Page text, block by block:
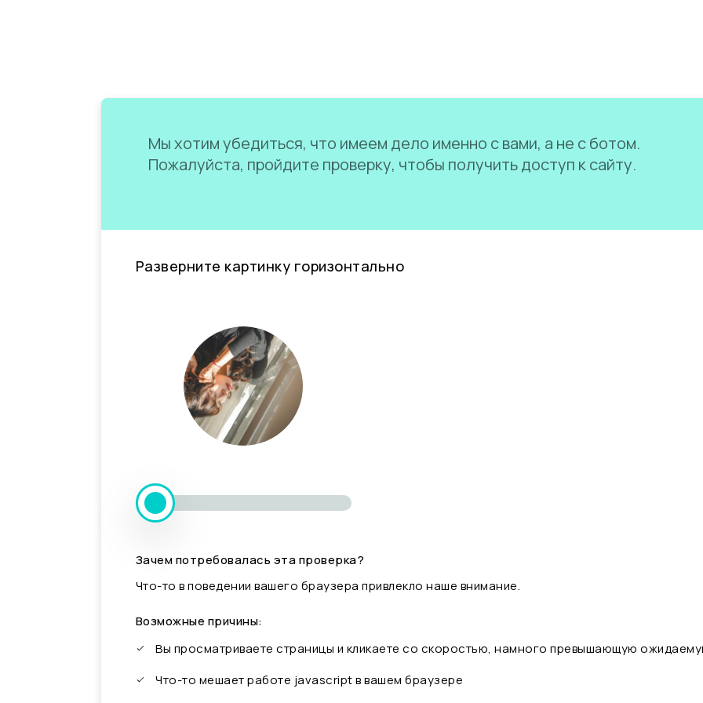
Мы хотим убедиться, что имеем дело именно с вами, а не с ботом.
Пожалуйста, пройдите проверку, чтобы получить доступ к сайту.
Разверните картинку горизонтально
Зачем потребовалась эта проверка?
Что-то в поведении вашего браузера привлекло наше внимание.
Возможные причины:
Вы просматриваете страницы и кликаете со скоростью, намного превышающую
Что-то мешает работе javascript в вашем браузере